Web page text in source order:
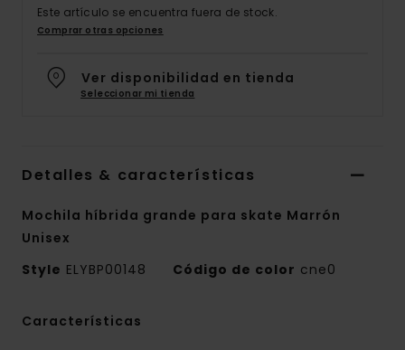
Este artículo se encuentra fuera de stock.
Comprar otras opciones
Ver disponibilidad en tienda
Seleccionar mi tienda
Detalles & características
Mochila híbrida grande para skate Marrón
Unisex
Style ELYBP00148 Código de color cne0
Características